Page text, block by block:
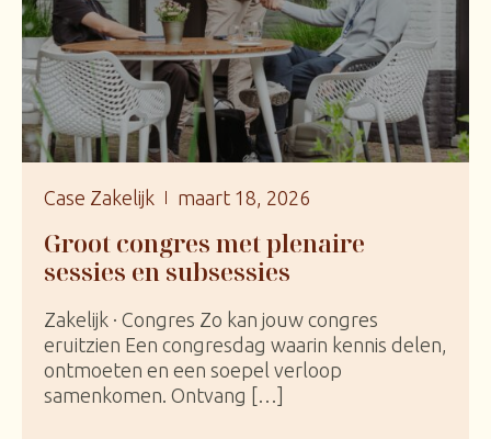
Case Zakelijk maart 18, 2026
Groot congres met plenaire
sessies en subsessies
Zakelijk · Congres Zo kan jouw congres
eruitzien Een congresdag waarin kennis delen,
ontmoeten en een soepel verloop
samenkomen. Ontvang […]